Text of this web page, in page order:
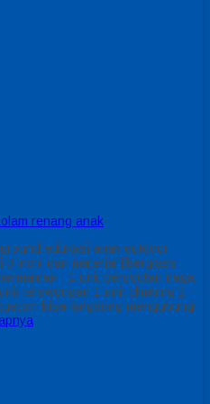
renang anak
edukasi anak outdoor
inchi dan material fiberglass
: 1 unit perosotan naga
terowongan 1 unit climbing 1
bisa langsung mengubungi